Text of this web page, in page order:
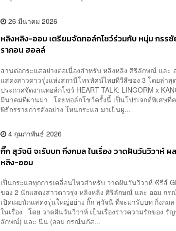
26 มีนาคม 2026
หลิงหลิง-ออม เตรียมจัดทอล์กโชว์ร่วมกับ หนุ่ม กรร
รากอน ฮอลล์
สานต่อกระแสอย่างต่อเนื่องสำหรับ หลิงหลิง ศิริลักษณ์ แล
แสดงสาวดาวรุ่งแห่งสถานีโทรทัศน์ไทยทีวีสีช่อง 3 โดยล่า
ประกาศจัดงานทอล์กโชว์ HEART TALK: LINGORM x
มีนาคมที่ผ่านมา โดยทอล์กโชว์ครั้งนี้ เป็นโปรเจกต์พิเศษที่
พิธีกรรายการดังอย่าง โหนกระแส มาเป็นผู...
4 กุมภาพันธ์ 2026
กิ๊ก สุวัจนี จะรับบท กิ่งกมล ในเรื่อง วาดฝันวันวิวาห์ ผ
หลิง-ออม
เป็นกระแสทุกการเคลื่อนไหวสำหรับ วาดฝันวันวิวาห์ ซีรีส์
ของ 2 นักแสดงสาวดาวรุ่ง หลิงหลิง ศิริลักษณ์ และ ออม ก
เปิดเผยนักแสดงรุ่นใหญ่อย่าง กิ๊ก สุวัจนี ที่จะมารับบท กิ่งกม
ในเรื่อง โดย วาดฝันวันวิวาห์ เป็นเรื่องราวความรักของ รั
ลักษณ์) และ นีน (ออม กรณ์นภัส...